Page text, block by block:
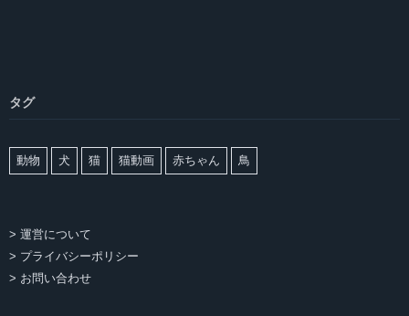
タグ
動物 犬 猫 猫動画 赤ちゃん 鳥
> 運営について
> プライバシーポリシー
> お問い合わせ